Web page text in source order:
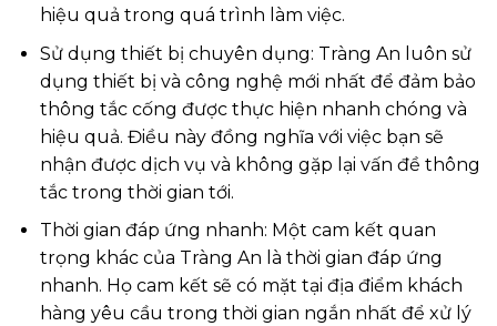
hiệu quả trong quá trình làm việc.
Sử dụng thiết bị chuyên dụng: Tràng An luôn sử
dụng thiết bị và công nghệ mới nhất để đảm bảo
thông tắc cống được thực hiện nhanh chóng và
hiệu quả. Điều này đồng nghĩa với việc bạn sẽ
nhận được dịch vụ và không gặp lại vấn đề thông
tắc trong thời gian tới.
Thời gian đáp ứng nhanh: Một cam kết quan
trọng khác của Tràng An là thời gian đáp ứng
nhanh. Họ cam kết sẽ có mặt tại địa điểm khách
hàng yêu cầu trong thời gian ngắn nhất để xử lý